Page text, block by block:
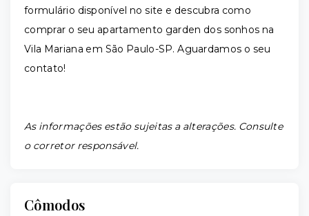
formulário disponível no site e descubra como
comprar o seu apartamento garden dos sonhos na
Vila Mariana em São Paulo-SP. Aguardamos o seu
contato!
As informações estão sujeitas a alterações. Consulte
o corretor responsável.
Cômodos